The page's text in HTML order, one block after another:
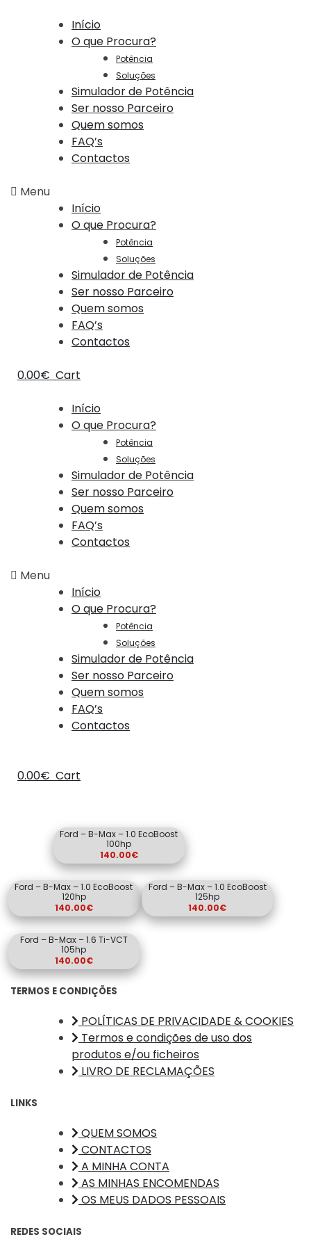
Início
O que Procura?
Potência
Soluções
Simulador de Potência
Ser nosso Parceiro
Quem somos
FAQ’s
Contactos
Menu
Início
O que Procura?
Potência
Soluções
Simulador de Potência
Ser nosso Parceiro
Quem somos
FAQ’s
Contactos
0.00€ Cart
Início
O que Procura?
Potência
Soluções
Simulador de Potência
Ser nosso Parceiro
Quem somos
FAQ’s
Contactos
Menu
Início
O que Procura?
Potência
Soluções
Simulador de Potência
Ser nosso Parceiro
Quem somos
FAQ’s
Contactos
0.00€ Cart
Ford – B-Max – 1.0 EcoBoost
100hp
140.00€
Ford – B-Max – 1.0 EcoBoost
120hp
140.00€
Ford – B-Max – 1.0 EcoBoost
125hp
140.00€
Ford – B-Max – 1.6 Ti-VCT
105hp
140.00€
TERMOS E CONDIÇÕES
POLÍTICAS DE PRIVACIDADE & COOKIES
Termos e condições de uso dos
produtos e/ou ficheiros
LIVRO DE RECLAMAÇÕES
LINKS
QUEM SOMOS
CONTACTOS
A MINHA CONTA
AS MINHAS ENCOMENDAS
OS MEUS DADOS PESSOAIS
REDES SOCIAIS